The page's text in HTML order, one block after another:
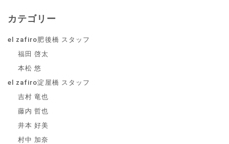
カテゴリー
el zafiro肥後橋 スタッフ
福田 啓太
本松 悠
el zafiro淀屋橋 スタッフ
吉村 竜也
藤内 哲也
井本 好美
村中 加奈